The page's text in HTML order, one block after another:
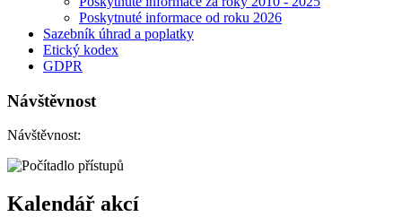
Poskytnuté informace od roku 2026
Sazebník úhrad a poplatky
Etický kodex
GDPR
Návštěvnost
Návštěvnost:
Kalendář akcí